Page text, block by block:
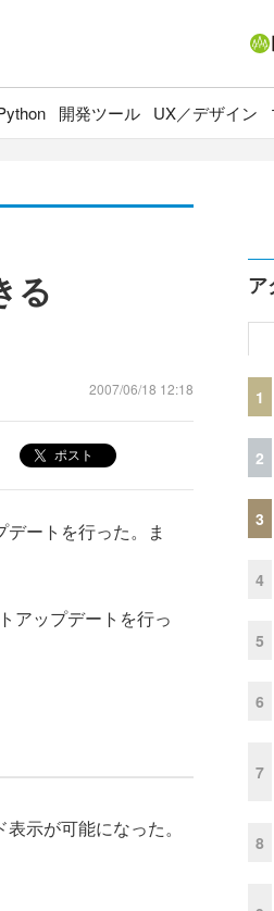
開発ツール UX／デザイン
る
2007/06/18 12:18
ポスト
ートを行った。ま
アップデートを行っ
示が可能になった。
ア
1
2
3
4
5
6
7
8